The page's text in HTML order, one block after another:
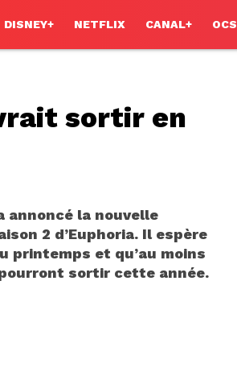
DISNEY+ NETFLIX CANAL+ OCS
sortir en
annoncé la nouvelle
2 d’Euphoria. Il espère
printemps et qu’au moins
sortir cette année.